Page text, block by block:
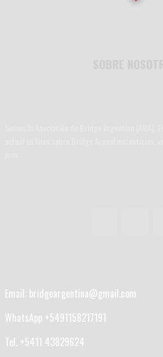
Email: bridgeargentina@gmail.com
WhatsApp +5491158217191
Tel. +5411 43829624